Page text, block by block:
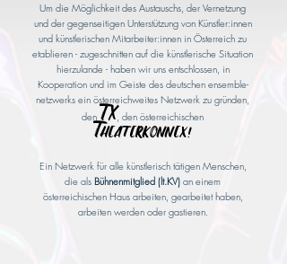
Um die Möglichkeit des Austauschs, der Vernetzung
und der gegenseitigen Unterstützung von Künstler:innen
und künstlerischen Mitarbeiter:innen in Österreich zu
etablieren - zugeschnitten auf die künstlerische Situation
hierzulande - haben wir uns entschlossen, in
Kooperation und im Geiste des deutschen ensemble-
netzwerks ein österreichweites Netzwerk zu gründen,
den TX, den österreichischen
Theaterkonnex!
Ein Netzwerk für alle künstlerisch tätigen Menschen,
die als Bühnenmitglied (lt.KV) an einem
österreichischen Haus arbeiten, gearbeitet haben,
arbeiten werden oder gastieren.